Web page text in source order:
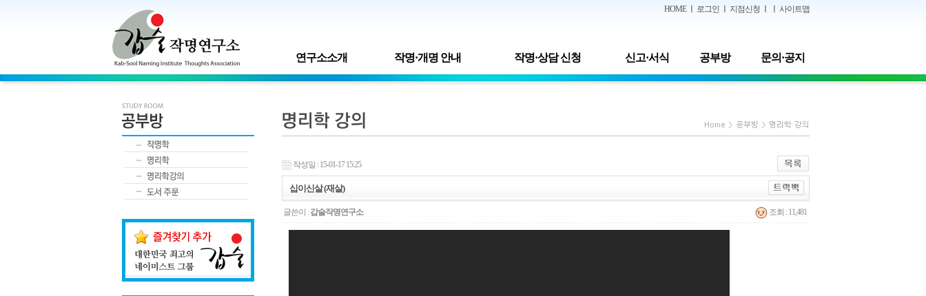
HOMEㅣ 로그인 지점신청ㅣ ㅣ 사이트맵
연구소소개 작명·개명 안내 작명·상담 신청 신고·서식 공부방 문의·공지
작성일 : 15-01-17 15:25
십이신살 (재살)
글쓴이 : 갑술작명연구소 조회 : 11,481